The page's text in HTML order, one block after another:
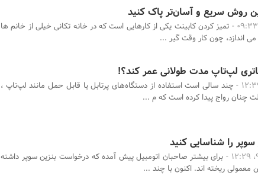
روش سریع و آسان‌تر پاک کنید
تمیز کردن کابینت یکی از کارهایی است که در خانه تکانی خیلی از خانم ها
می اندازد، چون کار وقت گیر ...
لپ‌تاپ مدت طولانی عمر کند؟!
چند سالی است استفاده از دستگاه‌های پرتابل یا قابل حمل مانند لپ‌تاپ ،
چنان رواج پیدا کرده است که م ...
را شناسایی کنید
برای بیشتر صاحبان اتومبیل پیش آمده که درخواست بنزین سوپر داشته
معمولی ریخته اند. اکنون با چند ...